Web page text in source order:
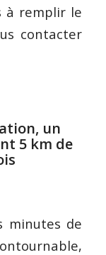
à remplir le
contacter
un
5 km de
minutes de